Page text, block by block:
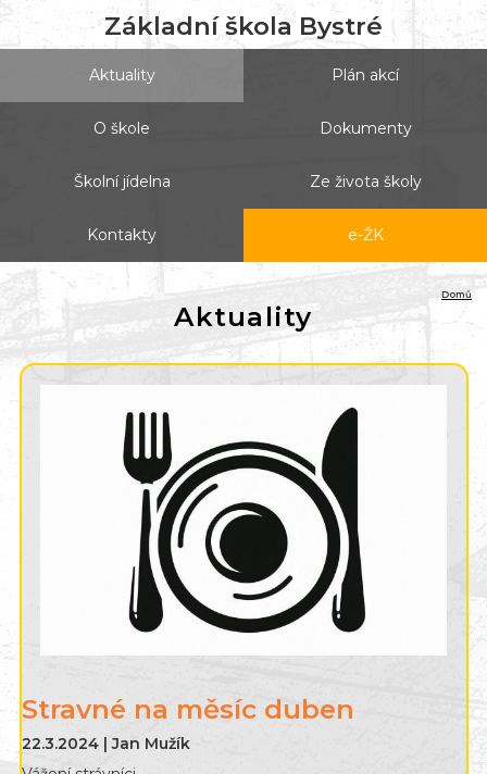
Základní škola Bystré
Aktuality Plán akcí
O škole Dokumenty
Školní jídelna Ze života školy
Kontakty e-ŽK
Domů
Aktuality
Stravné na měsíc duben
22.3.2024 | Jan Mužík